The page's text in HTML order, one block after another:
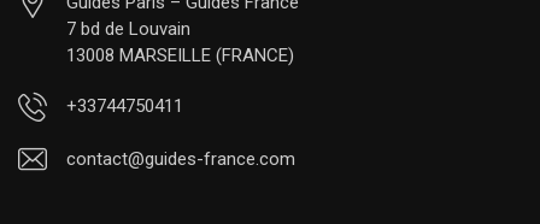
7 bd de Louvain
13008 MARSEILLE (FRANCE)
+33744750411
contact@guides-france.com